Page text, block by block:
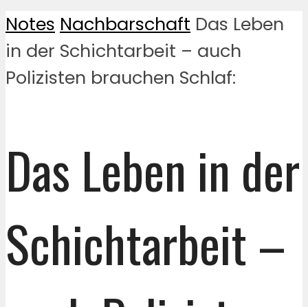
Notes Nachbarschaft Das Leben
in der Schichtarbeit – auch
Polizisten brauchen Schlaf:
Das Leben in der
Schichtarbeit –